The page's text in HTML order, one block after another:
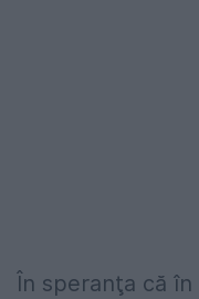
În speranţa că